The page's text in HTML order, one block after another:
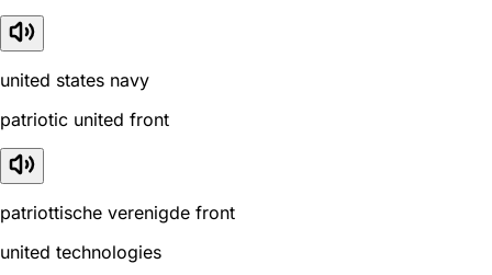
united states navy
patriotic united front
patriottische verenigde front
united technologies